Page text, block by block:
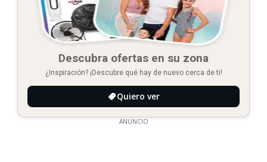
Descubra ofertas en su zona
¿Inspiración? ¡Descubre qué hay de nuevo cerca de ti!
Quiero ver
ANUNCIO